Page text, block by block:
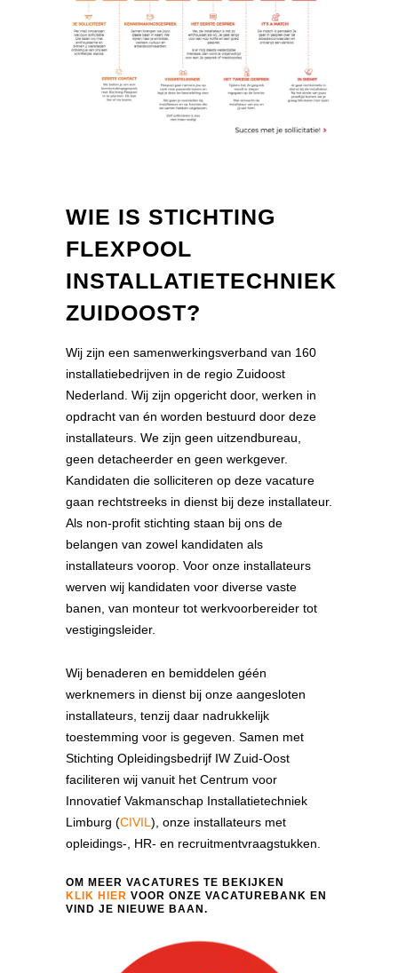
WIE IS STICHTING
FLEXPOOL
INSTALLATIETECHNIEK
ZUIDOOST?
Wij zijn een samenwerkingsverband van 160
installatiebedrijven in de regio Zuidoost
Nederland. Wij zijn opgericht door, werken in
opdracht van én worden bestuurd door deze
installateurs. We zijn geen uitzendbureau,
geen detacheerder en geen werkgever.
Kandidaten die solliciteren op deze vacature
gaan rechtstreeks in dienst bij deze installateur.
Als non-profit stichting staan bij ons de
belangen van zowel kandidaten als
installateurs voorop. Voor onze installateurs
werven wij kandidaten voor diverse vaste
banen, van monteur tot werkvoorbereider tot
vestigingsleider.
Wij benaderen en bemiddelen géén
werknemers in dienst bij onze aangesloten
installateurs, tenzij daar nadrukkelijk
toestemming voor is gegeven. Samen met
Stichting Opleidingsbedrijf IW Zuid-Oost
faciliteren wij vanuit het Centrum voor
Innovatief Vakmanschap Installatietechniek
Limburg (CIVIL ), onze installateurs met
opleidings-, HR- en recruitmentvraagstukken.
OM MEER VACATURES TE BEKIJKEN
KLIK HIER VOOR ONZE VACATUREBANK EN
VIND JE NIEUWE BAAN.